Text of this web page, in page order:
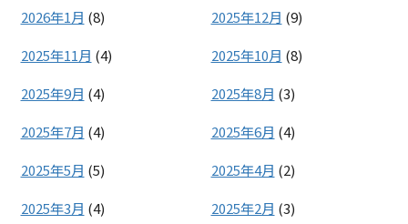
2026年1月 (8) 2025年12月 (9)
2025年11月 (4) 2025年10月 (8)
2025年9月 (4) 2025年8月 (3)
2025年7月 (4) 2025年6月 (4)
2025年5月 (5) 2025年4月 (2)
2025年3月 (4) 2025年2月 (3)